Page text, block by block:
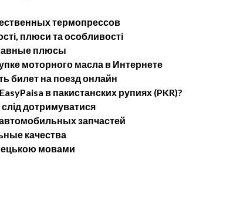
термопрессов
плюси та особливості
плюсы
моторного масла в Интернете
билет на поезд онлайн
в пакистанских рупиях (PKR)?
дотримуватися
запчастей
качества
мовами